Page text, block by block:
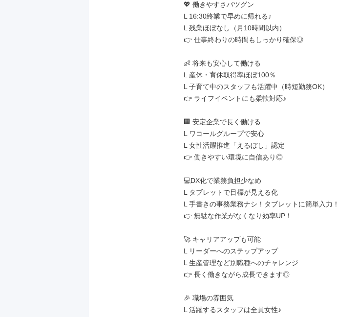
💖 働きやすさバツグン
L 16:30終業で早めに帰れる♪
L 残業ほぼなし（月10時間以内）
👉 仕事終わりの時間もしっかり確保◎
👶 将来も安心して働ける
L 産休・育休取得率ほぼ100％
L 子育て中のスタッフも活躍中（時短勤務OK）
👉 ライフイベントにも柔軟対応♪
🏢 安定企業で長く働ける
L ワコールグループで安心
L 女性活躍推進「えるぼし」認定
👉 働きやすい環境に自信あり◎
💻DX化で業務負担少なめ
L タブレットで目標が見える化
L 手書きの事務業務ナシ！タブレットに簡単入力！
👉 無駄な作業がなくなり効率UP！
🚀 キャリアアップも可能
L リーダーへのステップアップ
L 生産管理など別職種へのチャレンジ
👉 長く働きながら成長できます◎
🎉 職場の雰囲気
L 活躍するスタッフは全員女性♪